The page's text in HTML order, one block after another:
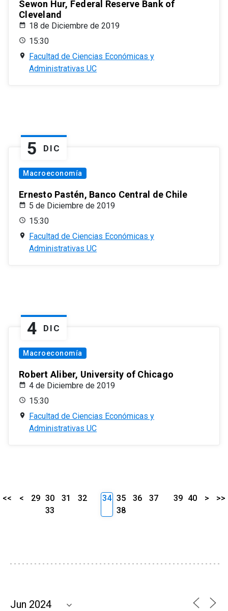
Sewon Hur, Federal Reserve Bank of
Cleveland
18 de Diciembre de 2019
15:30
Facultad de Ciencias Económicas y
Administrativas UC
5 DIC
Macroeconomía
Ernesto Pastén, Banco Central de Chile
5 de Diciembre de 2019
15:30
Facultad de Ciencias Económicas y
Administrativas UC
4 DIC
Macroeconomía
Robert Aliber, University of Chicago
4 de Diciembre de 2019
15:30
Facultad de Ciencias Económicas y
Administrativas UC
<< < 29 30 31
32
33
34 35 36
37
38
39 40 > >>